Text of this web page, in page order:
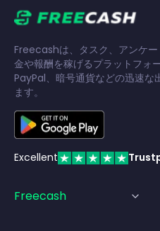
Freecashは、タスク、アンケ
金や報酬を稼げるプラットフォ
PayPal、暗号通貨などの迅速な
ます。
Excellent
Freecash